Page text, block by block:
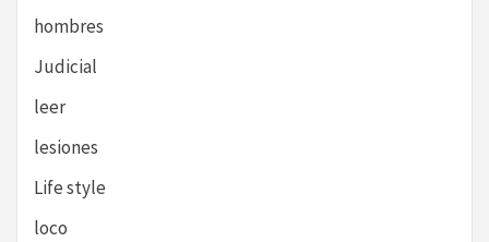
hombres
Judicial
leer
lesiones
Life style
loco